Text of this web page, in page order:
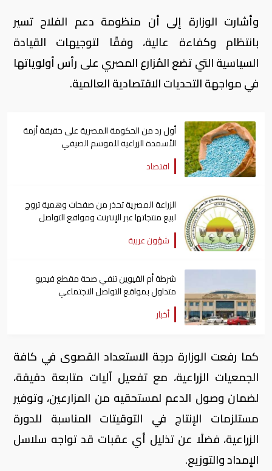
وأشارت الوزارة إلى أن منظومة دعم الفلاح تسير
بانتظام وكفاءة عالية، وفقًا لتوجيهات القيادة
السياسية التي تضع المُزارع المصري على رأس أولوياتها
في مواجهة التحديات الاقتصادية العالمية.
أول رد من الحكومة المصرية على حقيقة أزمة
الأسمدة الزراعية للموسم الصيفي
اقتصاد
الزراعة المصرية تحذر من صفحات وهمية تروج
لبيع منتجاتها عبر الإنترنت ومواقع التواصل
الاجتماعي
شؤون عربية
شرطة أم القيوين تنفي صحة مقطع فيديو
متداول بمواقع التواصل الاجتماعي
أخبار
كما رفعت الوزارة درجة الاستعداد القصوى في كافة
الجمعيات الزراعية، مع تفعيل آليات متابعة دقيقة،
لضمان وصول الدعم لمستحقيه من المزارعين، وتوفير
مستلزمات الإنتاج في التوقيتات المناسبة للدورة
الزراعية، فضلًا عن تذليل أي عقبات قد تواجه سلاسل
الإمداد والتوزيع.